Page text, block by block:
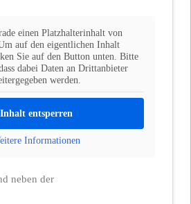
einen Platzhalterinhalt von
Um auf den eigentlichen Inhalt
Sie auf den Button unten. Bitte
dabei Daten an Drittanbieter
werden.
Inhalt entsperren
Informationen
neben der